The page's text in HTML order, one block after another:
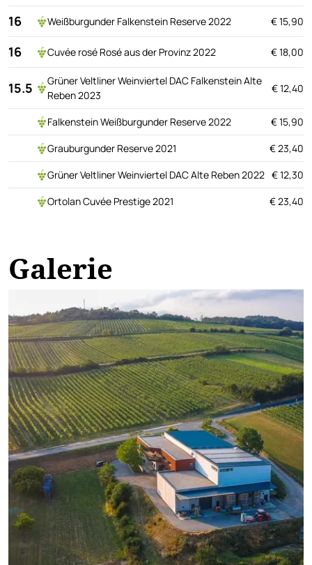
16 Weißburgunder Falkenstein Reserve 2022 € 15,90
16 Cuvée rosé Rosé aus der Provinz 2022 € 18,00
15.5
Grüner Veltliner Weinviertel DAC Falkenstein Alte
Reben 2023
€ 12,40
Falkenstein Weißburgunder Reserve 2022
€ 15,90
Grauburgunder Reserve 2021
€ 23,40
Grüner Veltliner Weinviertel DAC Alte Reben 2022 € 12,30
Ortolan Cuvée Prestige 2021
€ 23,40
Galerie